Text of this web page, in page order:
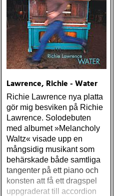
Lawrence, Richie - Water
Richie Lawrence nya platta
gör mig besviken på Richie
Lawrence. Solodebuten
med albumet »Melancholy
Waltz« visade upp en
mångsidig musikant som
behärskade både samtliga
tangenter på ett piano och
konsten att få ett dragspel
uppgraderat till accordion